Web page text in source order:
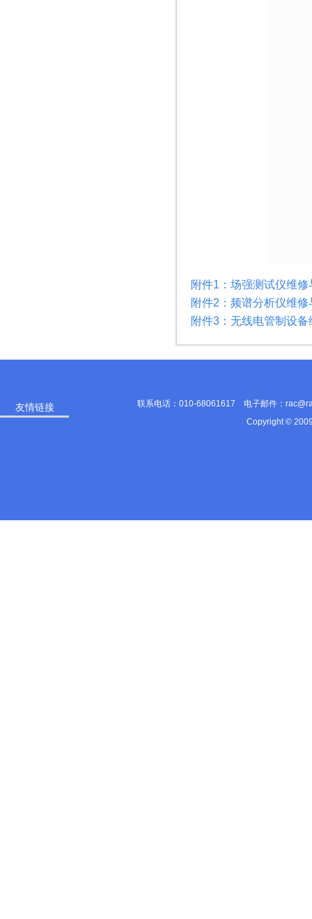
附件1：场强测试仪维
附件2：频谱分析仪维
附件3：无线电管制设
友情链接
联系电话：010-68061617 电子邮件：
Copyright ©